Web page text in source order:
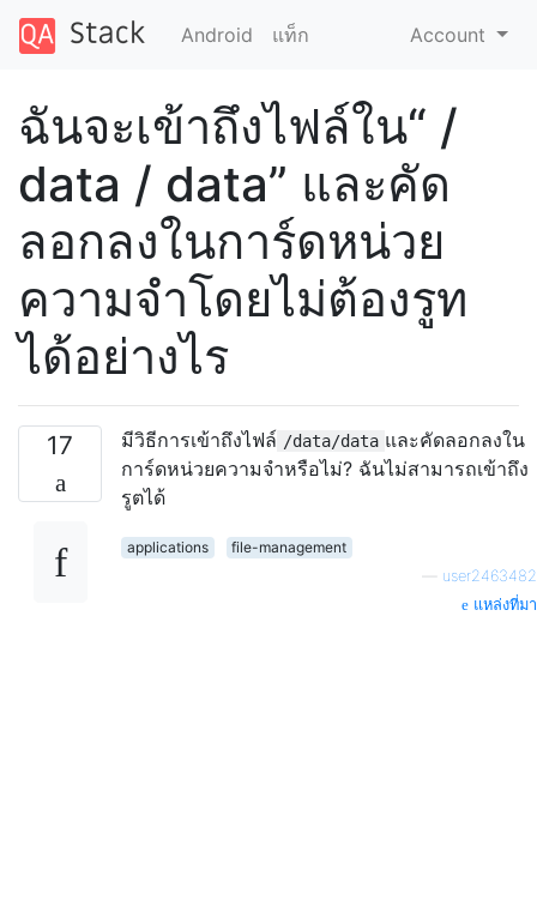
Android แท็ก Account
ฉันจะเข้าถึงไฟล์ใน“ /
data / data” และคัด
ลอกลงในการ์ดหน่วย
ความจำโดยไม่ต้องรูท
ได้อย่างไร
17 มีวิธีการเข้าถึงไฟล์ /data/data และคัดลอกลงใน
การ์ดหน่วยความจำหรือไม่? ฉันไม่สามารถเข้าถึง
รูตได้
applications
file-management
user2463482
แหล่งที่มา